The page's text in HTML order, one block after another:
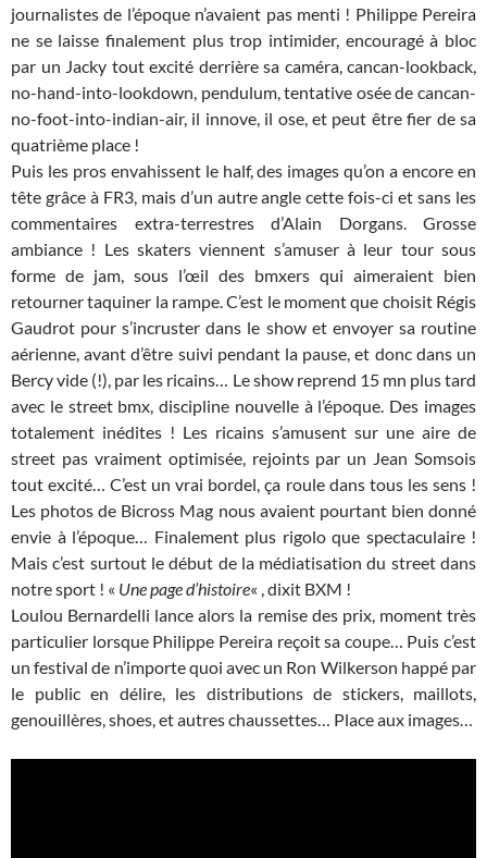
journalistes de l’époque n’avaient pas menti ! Philippe Pereira
ne se laisse finalement plus trop intimider, encouragé à bloc
par un Jacky tout excité derrière sa caméra, cancan-lookback,
no-hand-into-lookdown, pendulum, tentative osée de cancan-
no-foot-into-indian-air, il innove, il ose, et peut être fier de sa
quatrième place !
Puis les pros envahissent le half, des images qu’on a encore en
tête grâce à FR3, mais d’un autre angle cette fois-ci et sans les
commentaires extra-terrestres d’Alain Dorgans. Grosse
ambiance ! Les skaters viennent s’amuser à leur tour sous
forme de jam, sous l’œil des bmxers qui aimeraient bien
retourner taquiner la rampe. C’est le moment que choisit Régis
Gaudrot pour s’incruster dans le show et envoyer sa routine
aérienne, avant d’être suivi pendant la pause, et donc dans un
Bercy vide (!), par les ricains… Le show reprend 15 mn plus tard
avec le street bmx, discipline nouvelle à l’époque. Des images
totalement inédites ! Les ricains s’amusent sur une aire de
street pas vraiment optimisée, rejoints par un Jean Somsois
tout excité… C’est un vrai bordel, ça roule dans tous les sens !
Les photos de Bicross Mag nous avaient pourtant bien donné
envie à l’époque… Finalement plus rigolo que spectaculaire !
Mais c’est surtout le début de la médiatisation du street dans
notre sport ! « Une page d’histoire« , dixit BXM !
Loulou Bernardelli lance alors la remise des prix, moment très
particulier lorsque Philippe Pereira reçoit sa coupe… Puis c’est
un festival de n’importe quoi avec un Ron Wilkerson happé par
le public en délire, les distributions de stickers, maillots,
genouillères, shoes, et autres chaussettes… Place aux images…